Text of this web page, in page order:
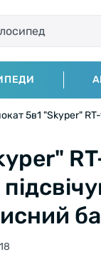
5в1 "Skyper"